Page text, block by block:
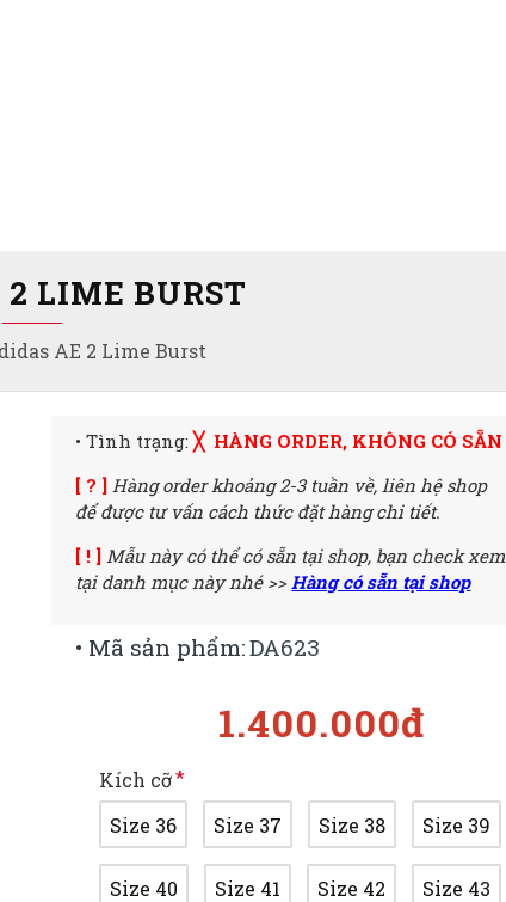
AE 2 Lime Burst
LIME BURST
1.400.000đ
• Mã sản phẩm:DA623
Kích cỡ
Size 36
Size 37 Size 38 Size 39
Size 40 Size 41 Size 42 Size 43
• Tình trạng:╳ HÀNG ORDER, KHÔNG CÓ SẴN
[ ? ] Hàng order khoảng 2-3 tuần về,liên hệ shop
để được tư vấn cách thức đặt hàng chi tiết.
[ ! ] Mẫu này có thể có sẵn tại shop, bạn check xem
tại danh mục này nhé >>Hàng có sẵn tại shop